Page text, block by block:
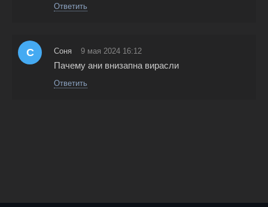
Ответить
С Соня 9 мая 2024 16:12
Пачему ани внизапна вирасли
Ответить